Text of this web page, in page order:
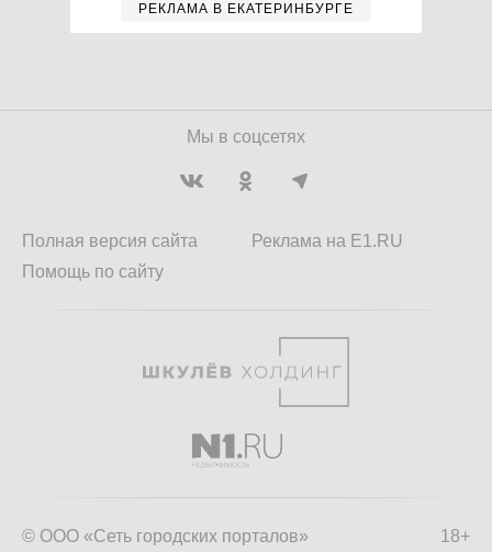
РЕКЛАМА В ЕКАТЕРИНБУРГЕ
Мы в соцсетях
Полная версия сайта
Помощь по сайту
Реклама на E1.RU
18+
© ООО «Сеть городских порталов»